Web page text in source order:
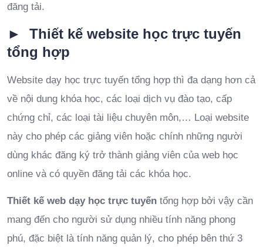
đăng tải.
► Thiết kế website học trực tuyến
tổng hợp
Website dạy học trực tuyến tổng hợp thì đa dạng hơn cả
về nội dung khóa học, các loại dịch vụ đào tạo, cấp
chứng chỉ, các loại tài liệu chuyên môn,… Loại website
này cho phép các giảng viên hoặc chính những người
dùng khác đăng ký trở thành giảng viên của web học
online và có quyền đăng tải các khóa học.
Thiết kế web dạy học trực tuyến tổng hợp bởi vậy cần
mang đến cho người sử dụng nhiều tính năng phong
phú, đặc biệt là tính năng quản lý, cho phép bên thứ 3